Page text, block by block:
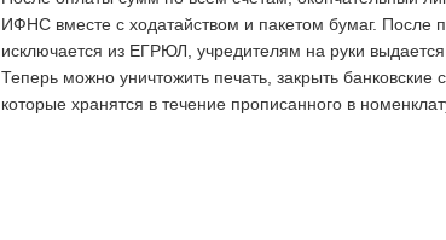
ИФНС вместе с ходатайством и пакетом бумаг. После
исключается из ЕГРЮЛ, учредителям на руки
Теперь можно уничтожить печать, закрыть банковские
которые хранятся в течение прописанного в